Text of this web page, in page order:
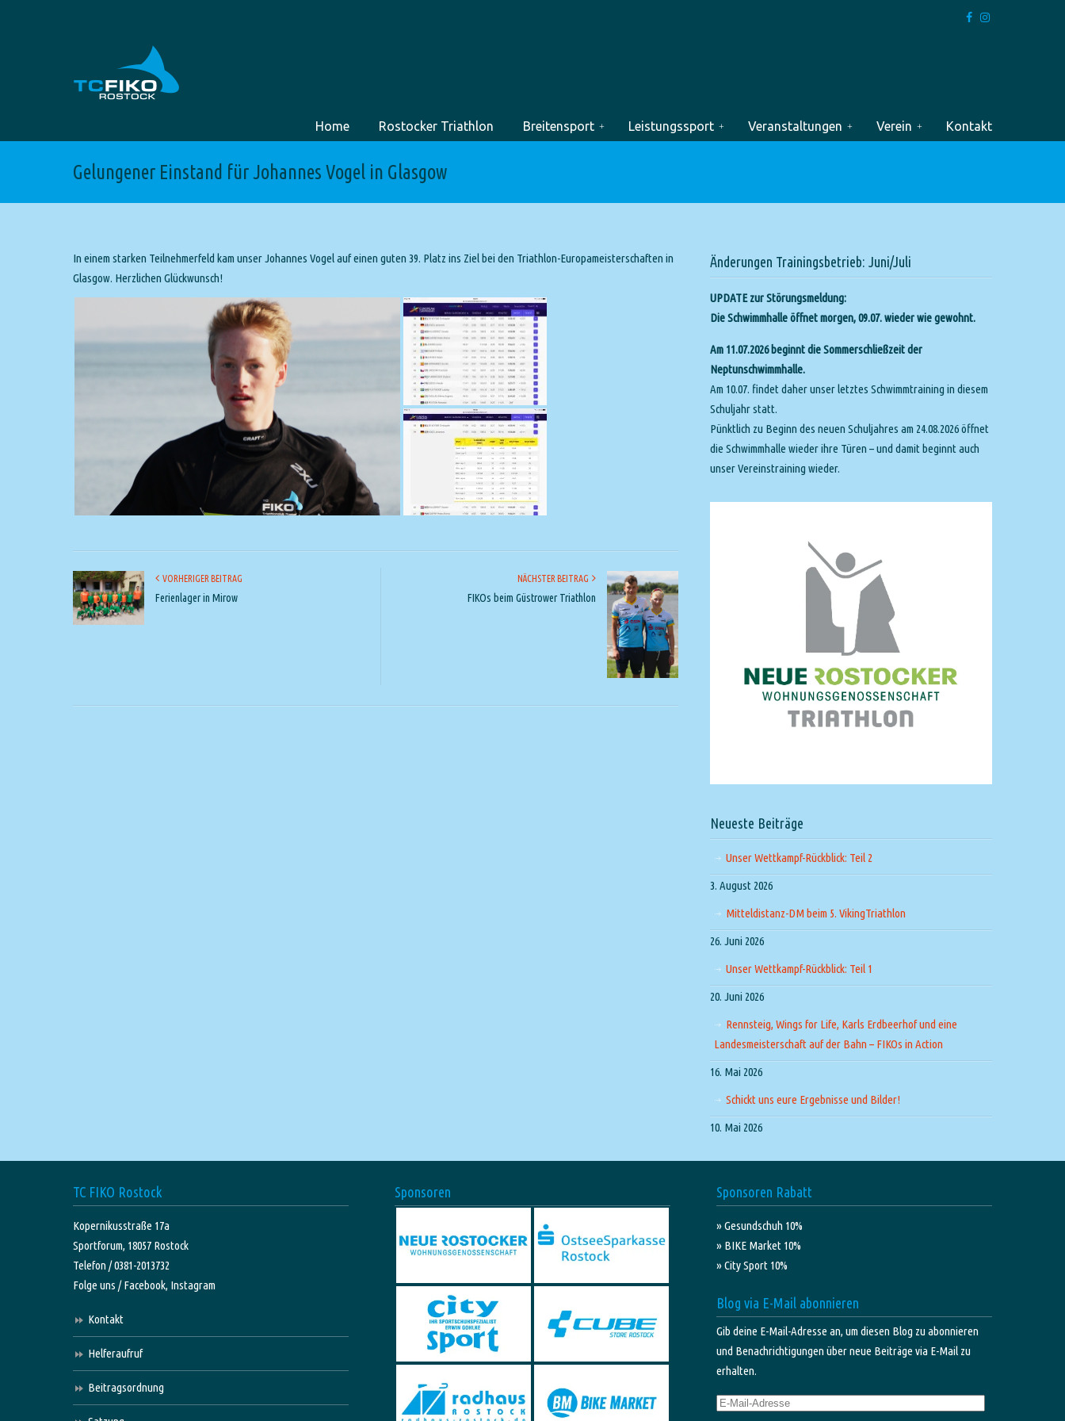
Home Rostocker Triathlon Breitensport Leistungssport Veranstaltungen Verein Kontakt
Gelungener Einstand für Johannes Vogel in Glasgow
In einem starken Teilnehmerfeld kam unser Johannes Vogel auf einen guten 39. Platz ins Ziel bei den Triathlon-Europameisterschaften in
Glasgow. Herzlichen Glückwunsch!
VORHERIGER BEITRAG
Ferienlager in Mirow
NÄCHSTER BEITRAG
FIKOs beim Güstrower Triathlon
Änderungen Trainingsbetrieb: Juni/Juli
UPDATE zur Störungsmeldung:
Die Schwimmhalle öffnet morgen, 09.07. wieder wie gewohnt.
Am 11.07.2026 beginnt die Sommerschließzeit der
Neptunschwimmhalle.
Am 10.07. findet daher unser letztes Schwimmtraining in diesem
Schuljahr statt.
Pünktlich zu Beginn des neuen Schuljahres am 24.08.2026 öffnet
die Schwimmhalle wieder ihre Türen – und damit beginnt auch
unser Vereinstraining wieder.
Neueste Beiträge
Unser Wettkampf-Rückblick: Teil 2
3. August 2026
Mitteldistanz-DM beim 5. VikingTriathlon
26. Juni 2026
Unser Wettkampf-Rückblick: Teil 1
20. Juni 2026
Rennsteig, Wings for Life, Karls Erdbeerhof und eine
Landesmeisterschaft auf der Bahn – FIKOs in Action
16. Mai 2026
Schickt uns eure Ergebnisse und Bilder!
10. Mai 2026
TC FIKO Rostock
Kopernikusstraße 17a
Sportforum, 18057 Rostock
Telefon / 0381-2013732
Folge uns /Facebook, Instagram
Kontakt
Helferaufruf
Beitragsordnung
Sponsoren Sponsoren Rabatt
» Gesundschuh 10%
» BIKE Market 10%
» City Sport 10%
Blog via E-Mail abonnieren
Gib deine E-Mail-Adresse an, um diesen Blog zu abonnieren
und Benachrichtigungen über neue Beiträge via E-Mail zu
erhalten.
E-